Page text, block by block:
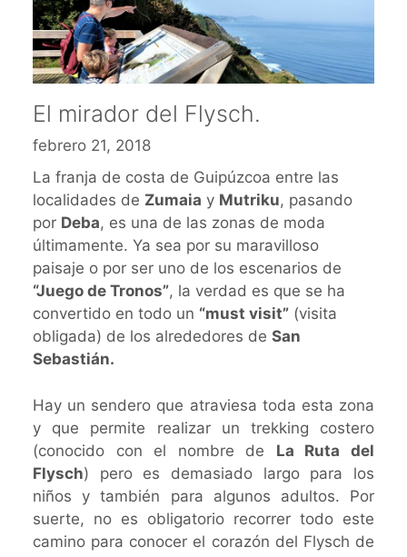
El mirador del Flysch.
febrero 21, 2018
La franja de costa de Guipúzcoa entre las
localidades de Zumaia y Mutriku, pasando
por Deba, es una de las zonas de moda
últimamente. Ya sea por su maravilloso
paisaje o por ser uno de los escenarios de
“Juego de Tronos”, la verdad es que se ha
convertido en todo un “must visit” (visita
obligada) de los alrededores de San
Sebastián.
Hay un sendero que atraviesa toda esta zona
y que permite realizar un trekking costero
(conocido con el nombre de La Ruta del
Flysch) pero es demasiado largo para los
niños y también para algunos adultos. Por
suerte, no es obligatorio recorrer todo este
camino para conocer el corazón del Flysch de